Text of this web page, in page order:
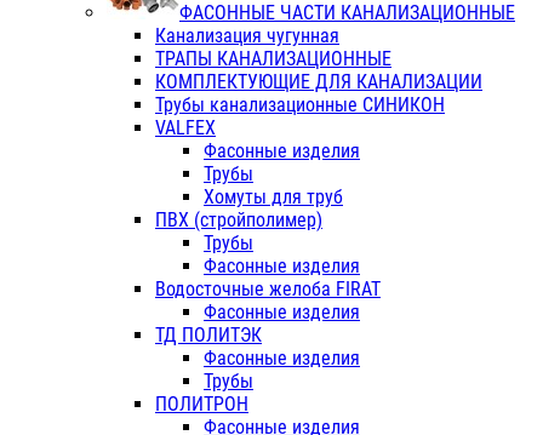
ФАСОННЫЕ ЧАСТИ КАНАЛИЗАЦИОННЫЕ
Канализация чугунная
ТРАПЫ КАНАЛИЗАЦИОННЫЕ
КОМПЛЕКТУЮЩИЕ ДЛЯ КАНАЛИЗАЦИИ
Трубы канализационные СИНИКОН
VALFEX
Фасонные изделия
Трубы
Хомуты для труб
ПВХ (стройполимер)
Трубы
Фасонные изделия
Водосточные желоба FIRAT
Фасонные изделия
ТД ПОЛИТЭК
Фасонные изделия
Трубы
ПОЛИТРОН
Фасонные изделия